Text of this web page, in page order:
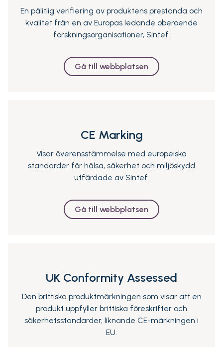
En pålitlig verifiering av produktens prestanda och
kvalitet från en av Europas ledande oberoende
forskningsorganisationer, Sintef.
Gå till webbplatsen
CE Marking
Visar överensstämmelse med europeiska
standarder för hälsa, säkerhet och miljöskydd
utfärdade av Sintef.
Gå till webbplatsen
UK Conformity Assessed
Den brittiska produktmärkningen som visar att en
produkt uppfyller brittiska föreskrifter och
säkerhetsstandarder, liknande CE-märkningen i
EU.